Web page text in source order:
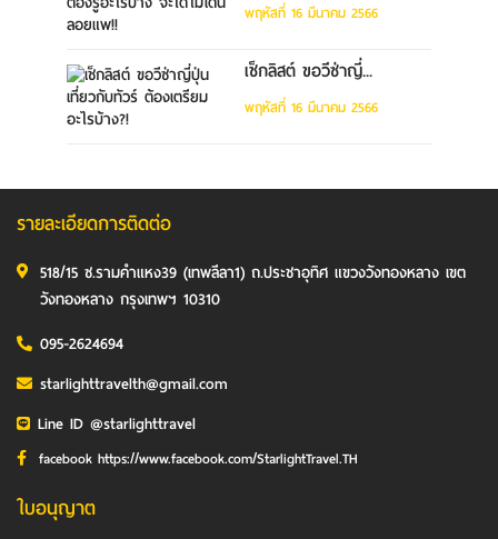
พฤหัสที่ 16 มีนาคม 2566
เช็กลิสต์ ขอวีซ่าญี่...
พฤหัสที่ 16 มีนาคม 2566
รายละเอียดการติดต่อ
518/15 ซ.รามคำแหง39 (เทพลีลา1) ถ.ประชาอุทิศ แขวงวังทองหลาง เขต
วังทองหลาง กรุงเทพฯ 10310
095-2624694
starlighttravelth@gmail.com
Line ID @starlighttravel
facebook https://www.facebook.com/StarlightTravel.TH
ใบอนุญาต